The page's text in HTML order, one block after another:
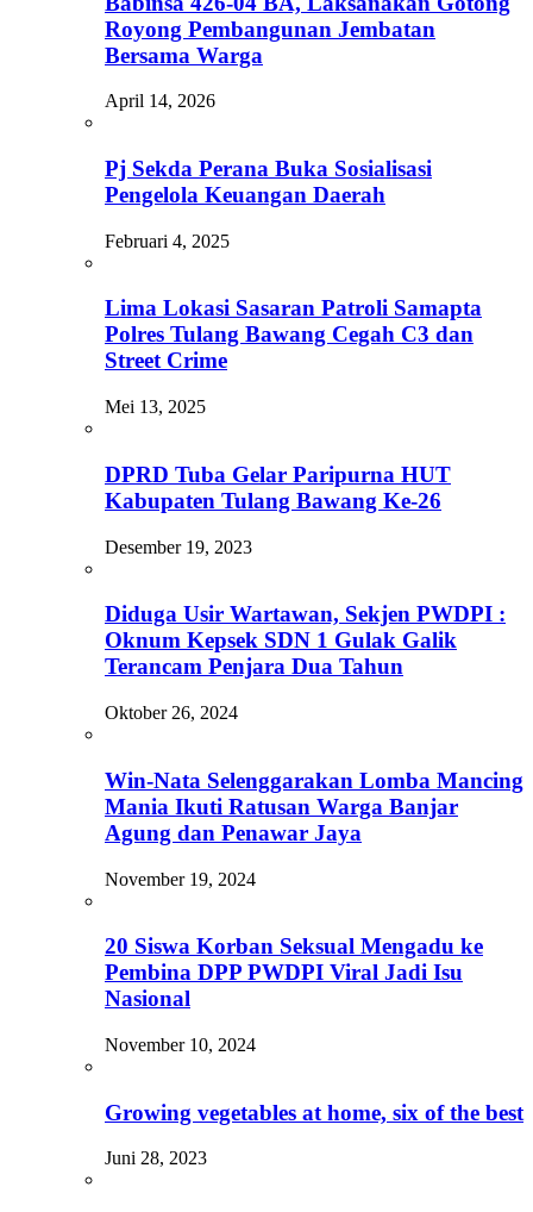
Royong Pembangunan Jembatan
Bersama Warga
April 14, 2026
Pj Sekda Perana Buka Sosialisasi
Pengelola Keuangan Daerah
Februari 4, 2025
Lima Lokasi Sasaran Patroli Samapta
Polres Tulang Bawang Cegah C3 dan
Street Crime
Mei 13, 2025
DPRD Tuba Gelar Paripurna HUT
Kabupaten Tulang Bawang Ke-26
Desember 19, 2023
Diduga Usir Wartawan, Sekjen PWDPI :
Oknum Kepsek SDN 1 Gulak Galik
Terancam Penjara Dua Tahun
Oktober 26, 2024
Win-Nata Selenggarakan Lomba Mancing
Mania Ikuti Ratusan Warga Banjar
Agung dan Penawar Jaya
November 19, 2024
20 Siswa Korban Seksual Mengadu ke
Pembina DPP PWDPI Viral Jadi Isu
Nasional
November 10, 2024
Growing vegetables at home, six of the best
Juni 28, 2023